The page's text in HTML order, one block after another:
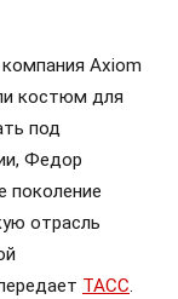
Axiom
костюм для
под
Федор
поколение
отрасль
ТАСС.